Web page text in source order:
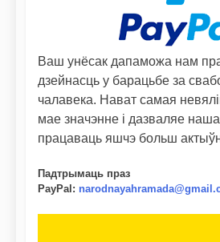
Ваш унёсак дапаможа нам
дзейнасць у барацьбе за
чалавека. Нават самая
мае значэнне і дазваляе
працаваць яшчэ больш
Падтрымаць праз
PayPal :